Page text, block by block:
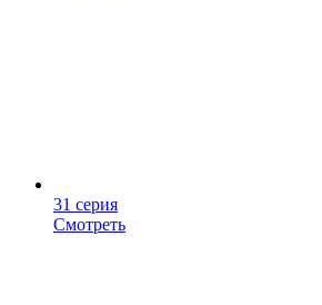
31 серия
Смотреть